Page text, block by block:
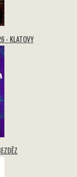
- KLATOVY